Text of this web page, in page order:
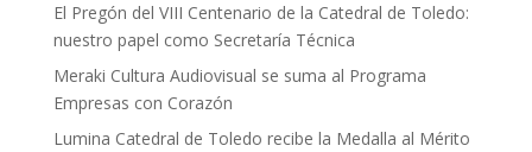
El Pregón del VIII Centenario de la Catedral de Toledo:
nuestro papel como Secretaría Técnica
Meraki Cultura Audiovisual se suma al Programa
Empresas con Corazón
Lumina Catedral de Toledo recibe la Medalla al Mérito